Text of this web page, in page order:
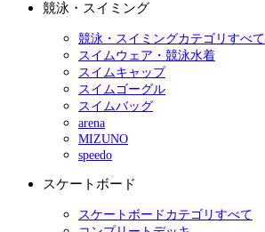
競泳・スイミング
競泳・スイミングカテゴリすべて
スイムウェア・競泳水着
スイムキャップ
スイムゴーグル
スイムバッグ
arena
MIZUNO
speedo
スケートボード
スケートボードカテゴリすべて